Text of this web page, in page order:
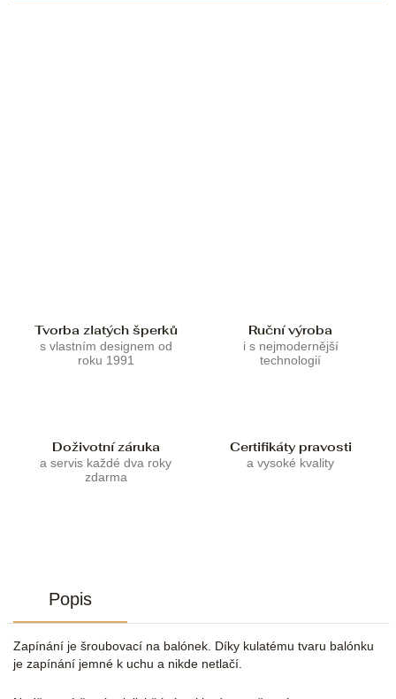
Tvorba zlatých šperků
s vlastním designem od
roku 1991
Ruční výroba
i s nejmodernější
technologií
Doživotní záruka
a servis každé dva roky
zdarma
Certifikáty pravosti
a vysoké kvality
Popis
Zapínání je šroubovací na balónek. Díky kulatému tvaru balónku
je zapínání jemné k uchu a nikde netlačí.